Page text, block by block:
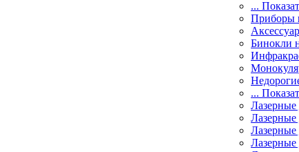
...
Приборы
Бинокли
...
Лазерные
Лазерные
Лазерные